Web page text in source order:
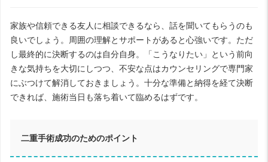
家族や信頼できる友人に相談できるなら、話を聞いてもらうのも
良いでしょう。周囲の理解とサポートがあると心強いです。ただ
し最終的に決断するのは自分自身。「こうなりたい」という前向
きな気持ちを大切にしつつ、不安な点はカウンセリングで専門家
にぶつけて解消しておきましょう。十分な準備と納得を経て決断
できれば、施術当日も落ち着いて臨めるはずです。
二重手術成功のためのポイント